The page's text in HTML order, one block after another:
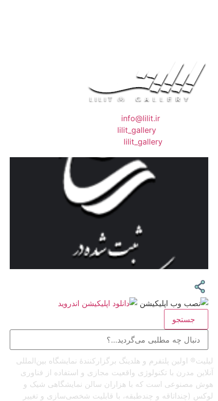
info@lilit.ir
lilit_gallery
lilit_gallery
جستجو
لیلیت® اولین پلتفرم و هلدینگ برگزارکنندهٔ نمایشگاه بین‌المللی
آنلاین مدرن با تکنولوژی واقعیت مجازی و استفاده از فناوری
هوش مصنوعی است که با هزاران سالن نمایشگاهی شیک و
لوکس (چنداتاقه و چندطبقه، با قابلیت شخصی‌سازی و تغییر